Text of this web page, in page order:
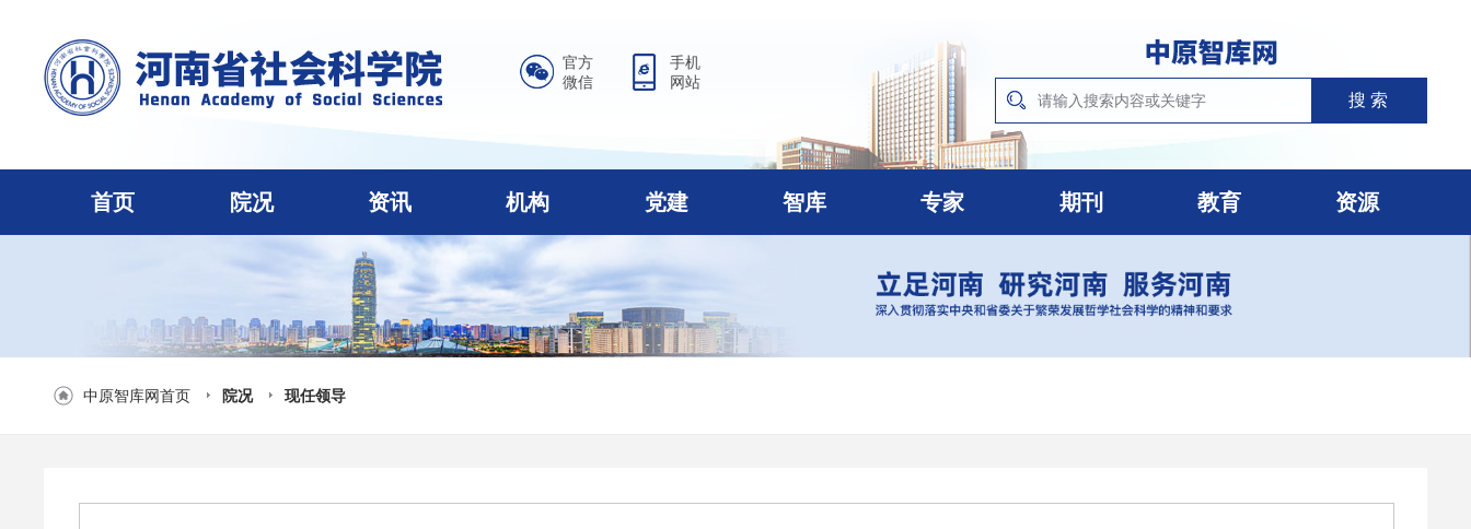
官方
微信
手机
网站
首页 院况 资讯 机构 党建 智库 专家 期刊 教育 资源
中原智库网首页 院况 现任领导